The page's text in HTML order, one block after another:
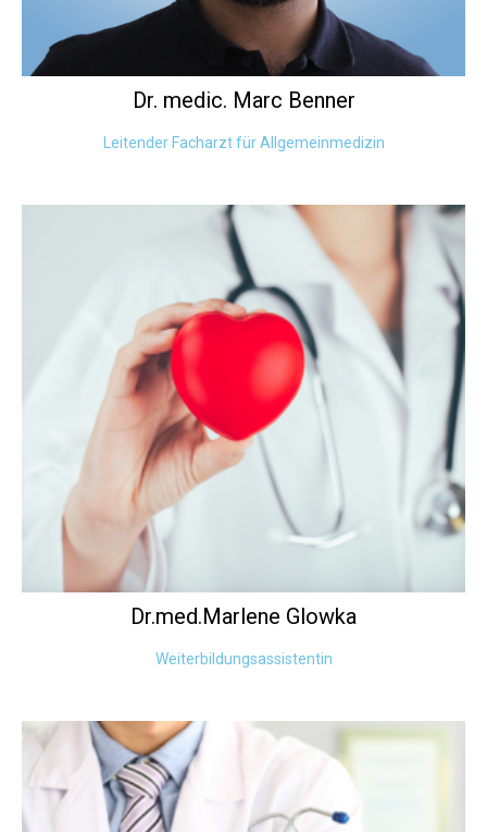
Dr. medic. Marc Benner
Leitender Facharzt für Allgemeinmedizin
Dr.med.Marlene Glowka
Weiterbildungsassistentin